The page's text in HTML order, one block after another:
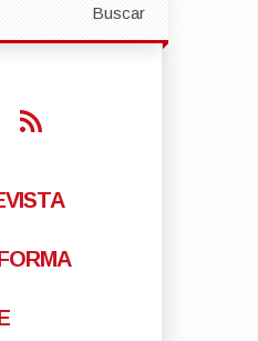
Buscar
Feed RSS